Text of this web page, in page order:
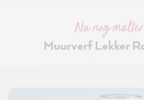
Nu nog
Muurverf Lekker